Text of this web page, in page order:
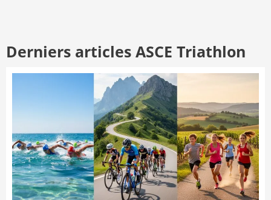
Derniers articles ASCE Triathlon